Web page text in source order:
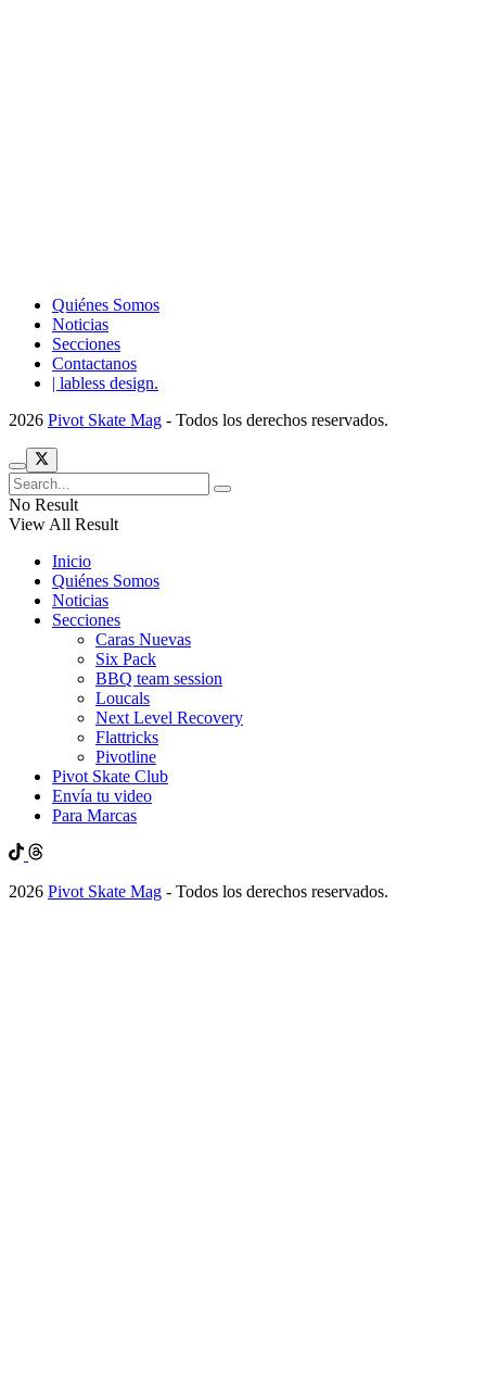
Quiénes Somos
Noticias
Secciones
Contactanos
| labless design.
2026 Pivot Skate Mag - Todos los derechos reservados.
No Result
View All Result
Inicio
Quiénes Somos
Noticias
Secciones
Caras Nuevas
Six Pack
BBQ team session
Loucals
Next Level Recovery
Flattricks
Pivotline
Pivot Skate Club
Envía tu video
Para Marcas
2026 Pivot Skate Mag - Todos los derechos reservados.